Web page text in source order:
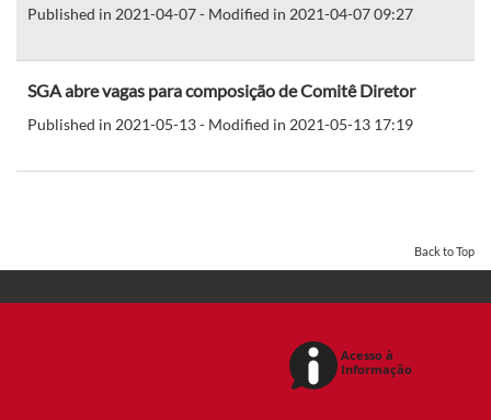
Published in 2021-04-07 - Modified in 2021-04-07 09:27
SGA abre vagas para composição de Comitê Diretor
Published in 2021-05-13 - Modified in 2021-05-13 17:19
Back to Top